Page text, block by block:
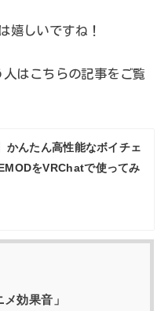
嬉しいですね！
はこちらの記事をご覧
かんたん高性能なボイチェ
をVRChatで使ってみ
効果音」